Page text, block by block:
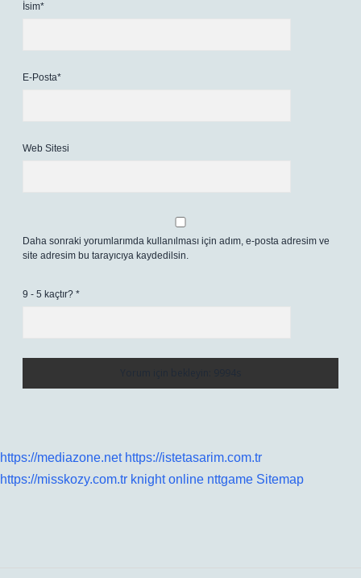
İsim*
E-Posta*
Web Sitesi
Daha sonraki yorumlarımda kullanılması için adım, e-posta adresim ve
site adresim bu tarayıcıya kaydedilsin.
9 - 5 kaçtır? *
https://mediazone.net https://istetasarim.com.tr
https://misskozy.com.tr knight online nttgame Sitemap